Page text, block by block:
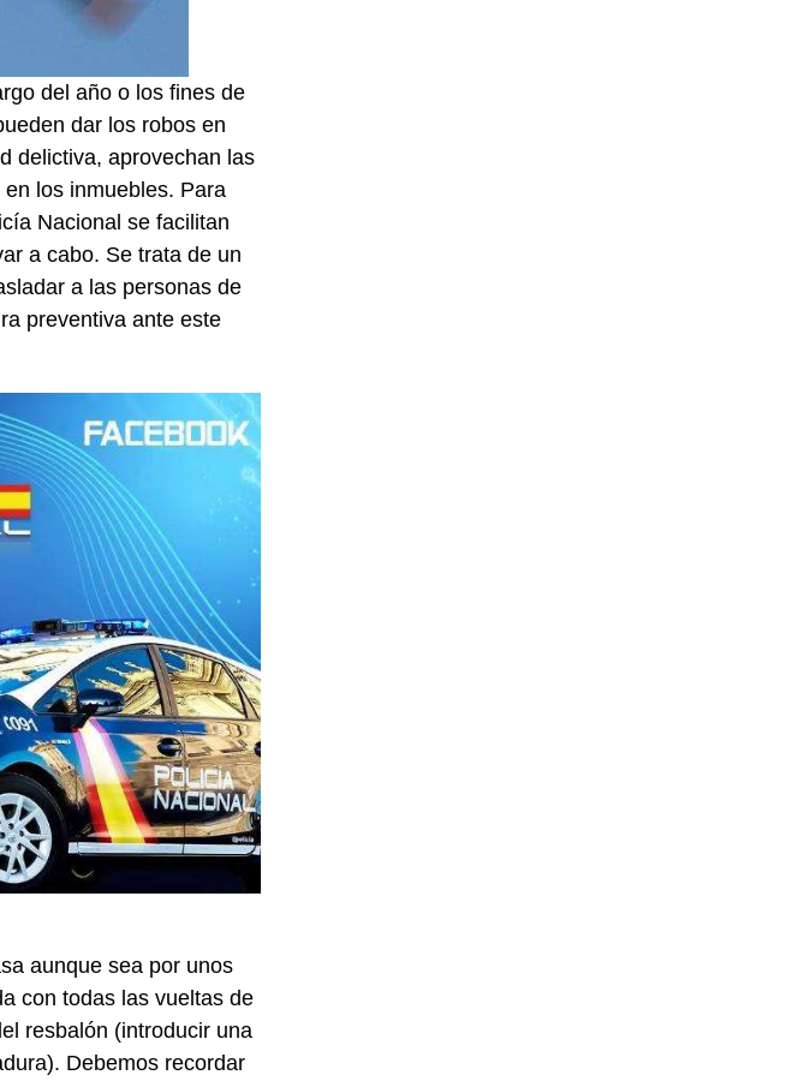
del año o los fines de
dar los robos en
delictiva, aprovechan las
los inmuebles. Para
Nacional se facilitan
a cabo. Se trata de un
a las personas de
preventiva ante este
aunque sea por unos
con todas las vueltas de
resbalón (introducir una
Debemos recordar